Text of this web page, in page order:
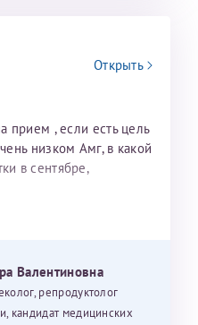
Открыть
прием , если есть цель
низком Амг, в какой
в сентябре,
Валентиновна
репродуктолог
кандидат медицинских